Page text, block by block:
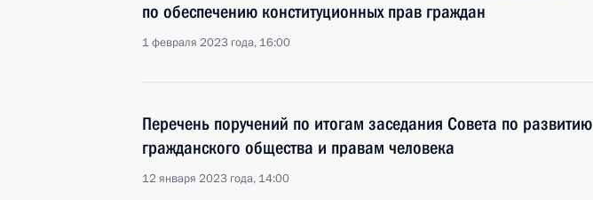
по обеспечению конституционных прав граждан
1 февраля 2023 года, 16:00
Перечень поручений по итогам заседания Совета по развитию
гражданского общества и правам человека
12 января 2023 года, 14:00